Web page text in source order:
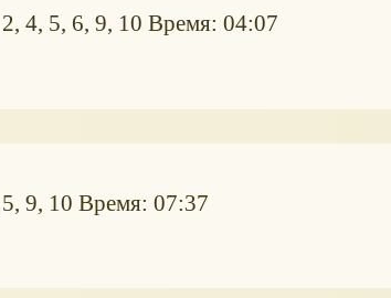
4, 5, 6, 9, 10 Время: 04:07
9, 10 Время: 07:37